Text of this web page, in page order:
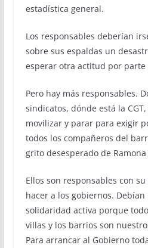
estadística general.
Los responsables deberían
sobre sus espaldas un
esperar otra actitud por parte
Pero hay más responsables.
sindicatos, dónde está la CGT,
movilizar y parar para exigir
todos los compañeros del
grito desesperado de
Ellos son responsables con
hacer a los gobiernos.
solidaridad activa porque
villas y los barrios son
Para arrancar al Gobierno